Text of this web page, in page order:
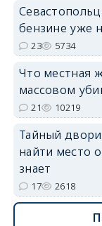
бензине уже
23 5734
Что местная
массовом
21 10219
Тайный
найти место
знает
17 2618